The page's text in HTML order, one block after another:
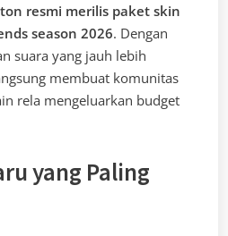
resmi merilis paket skin
season 2026. Dengan
suara yang jauh lebih
membuat komunitas
rela mengeluarkan budget
yang Paling